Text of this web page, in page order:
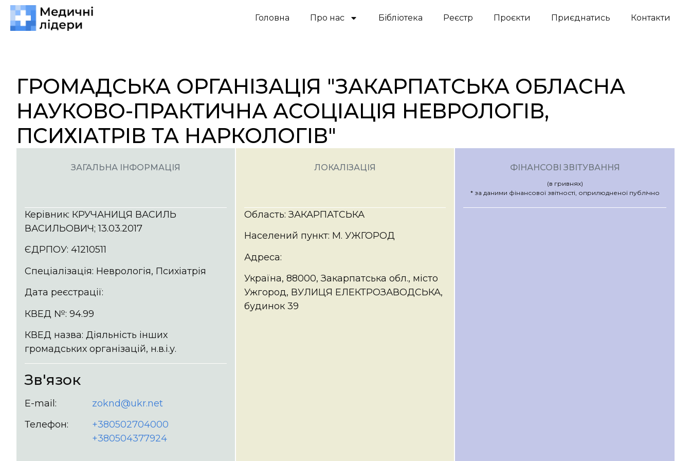
Головна Про нас Бібліотека Реєстр Проєкти Приєднатись Контакти
ГРОМАДСЬКА ОРГАНІЗАЦІЯ "ЗАКАРПАТСЬКА ОБЛАСНА
НАУКОВО-ПРАКТИЧНА АСОЦІАЦІЯ НЕВРОЛОГІВ,
ПСИХІАТРІВ ТА НАРКОЛОГІВ"
ЗАГАЛЬНА ІНФОРМАЦІЯ
Керівник: КРУЧАНИЦЯ ВАСИЛЬ
ВАСИЛЬОВИЧ; 13.03.2017
ЄДРПОУ: 41210511
Спеціалізація: Неврологія, Психіатрія
Дата реєстрації:
КВЕД №: 94.99
КВЕД назва: Діяльність інших
громадських організацій, н.в.і.у.
Зв'язок
E-mail:
zoknd@ukr.net
Телефон:
+380502704000
+380504377924
ЛОКАЛІЗАЦІЯ
Область: ЗАКАРПАТСЬКА
Населений пункт: М. УЖГОРОД
Адреса:
Україна, 88000, Закарпатська обл., місто
Ужгород, ВУЛИЦЯ ЕЛЕКТРОЗАВОДСЬКА,
будинок 39
ФІНАНСОВІ ЗВІТУВАННЯ
(в гривнях)
* за даними фінансової звітності, оприлюдненої публічно